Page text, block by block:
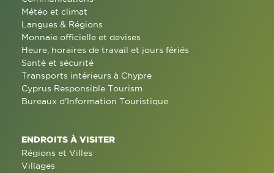
Météo et climat
Langues & Régions
Monnaie officielle et devises
Heure, horaires de travail et jours fériés
Santé et sécurité
Transports intérieurs à Chypre
Cyprus Responsible Tourism
Bureaux d'Information Touristique
ENDROITS À VISITER
Régions et Villes
Villages